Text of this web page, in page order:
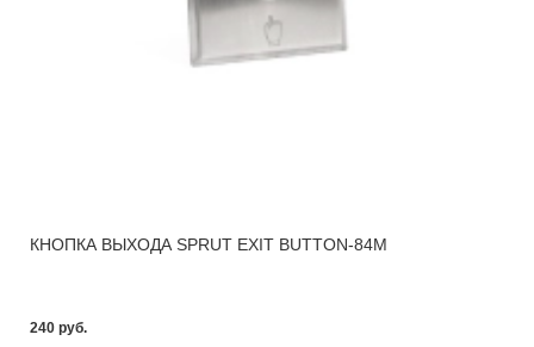
КНОПКА ВЫХОДА SPRUT EXIT BUTTON-84M
240 pуб.